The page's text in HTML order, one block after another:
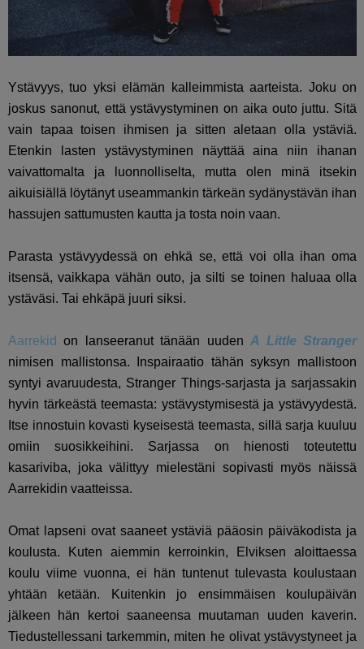
Ystävyys, tuo yksi elämän kalleimmista aarteista. Joku on
joskus sanonut, että ystävystyminen on aika outo juttu. Sitä
vain tapaa toisen ihmisen ja sitten aletaan olla ystäviä.
Etenkin lasten ystävystyminen näyttää aina niin ihanan
vaivattomalta ja luonnolliselta, mutta olen minä itsekin
aikuisiällä löytänyt useammankin tärkeän sydänystävän ihan
hassujen sattumusten kautta ja tosta noin vaan.
Parasta ystävyydessä on ehkä se, että voi olla ihan oma
itsensä, vaikkapa vähän outo, ja silti se toinen haluaa olla
ystäväsi. Tai ehkäpä juuri siksi.
Aarrekid on lanseeranut tänään uuden A Little Stranger
nimisen mallistonsa. Inspairaatio tähän syksyn mallistoon
syntyi avaruudesta, Stranger Things-sarjasta ja sarjassakin
hyvin tärkeästä teemasta: ystävystymisestä ja ystävyydestä.
Itse innostuin kovasti kyseisestä teemasta, sillä sarja kuuluu
omiin suosikkeihini. Sarjassa on hienosti toteutettu
kasariviba, joka välittyy mielestäni sopivasti myös näissä
Aarrekidin vaatteissa.
Omat lapseni ovat saaneet ystäviä pääosin päiväkodista ja
koulusta. Kuten aiemmin kerroinkin, Elviksen aloittaessa
koulu viime vuonna, ei hän tuntenut tulevasta koulustaan
yhtään ketään. Kuitenkin jo ensimmäisen koulupäivän
jälkeen hän kertoi saaneensa muutaman uuden kaverin.
Tiedustellessani tarkemmin, miten he olivat ystävystyneet ja